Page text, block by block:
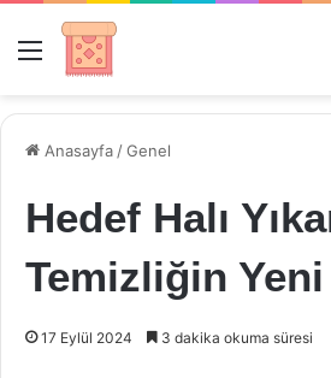
Menü
Anasayfa /Genel
Hedef Halı
Temizliğin Yeni
17 Eylül 2024 3 dakika okuma süresi